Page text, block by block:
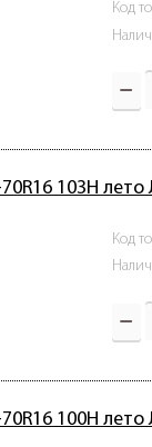
Код
103H лето
Код
100H лето